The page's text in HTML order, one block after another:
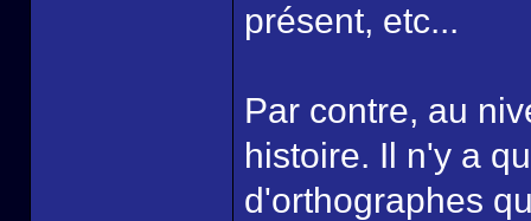
présent, etc...
Par contre, au
histoire. Il n'y a
d'orthographes